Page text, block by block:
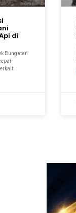
di
Bungatan